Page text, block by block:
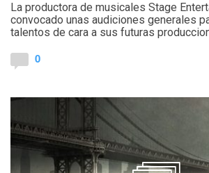
La productora de musicales Stage
convocado unas audiciones generales
talentos de cara a sus futuras
0